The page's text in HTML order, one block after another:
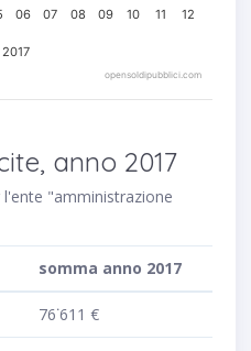
2017
08
06 07 09 10 11 12
opensoldipubblici.com
anno 2017
"amministrazione
somma anno 2017
76˙611 €